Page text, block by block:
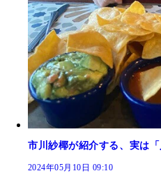
市川紗椰が紹介する、実は
2024年05月10日 09:10